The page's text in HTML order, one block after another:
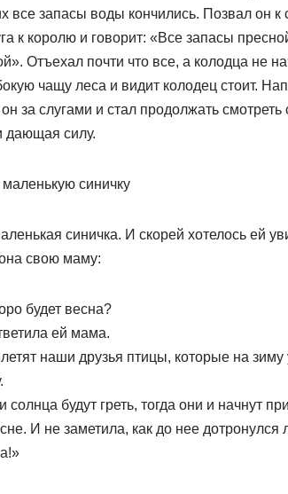
все запасы воды кончились. Позвал он
к королю и говорит: «Все запасы
Отъехал почти что все, а колодца не
чащу леса и видит колодец стоит.
за слугами и стал продолжать
дающая силу.
синичку
синичка. И скорей хотелось ей
свою маму:
будет весна?
ей мама.
наши друзья птицы, которые на
солнца будут греть, тогда они и начнут
И не заметила, как до нее